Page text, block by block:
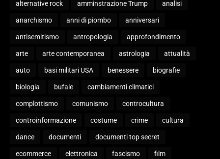
alternative rock amminstrazione Trump analisi
anarchismo anni di piombo anniversari
antisemitismo antropologia approfondimento
arte arte contemporanea astrologia attualità
auto basi militari USA benessere biografie
biologia bufale cambiamenti climatici
complottismo comunismo controcultura
controinformazione costume crime cultura
dance documenti documenti top secret
ecommerce elettronica fascismo film